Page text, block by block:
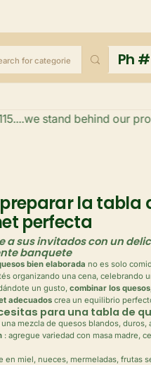
Ph
stand behind our
la tabla
perfecta
a sus invitados con un
banquete
bien elaborada no es solo
organizando una cena, celebrando
un gusto,combinar los
adecuados crea un equilibrio
para una tabla de
una mezcla de quesos blandos, duros,
: agregue variedad con masa madre,
en miel, nueces, mermeladas, frutas